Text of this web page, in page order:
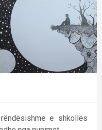
e shkollës